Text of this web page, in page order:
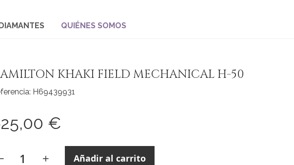
QUIÉNES SOMOS
KHAKI FIELD MECHANICAL H-50
H69439931
€
Añadir al carrito